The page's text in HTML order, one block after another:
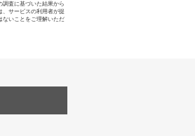
調査に基づいた結果から
、サービスの利用者が提
ないことをご理解いただ